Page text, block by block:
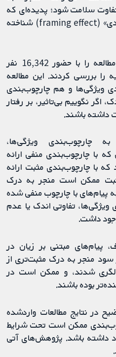
سلامت شود؛ پدیده‌ای که
تحت عنوان «تاثیر چارچوب‌بندی» (framing effect) شناخته
این مرور سیستماتیک، 35 مطالعه را با حضور 16,342 نفر
را بررسی کردند. این مطالعه
ویژگی‌ها و هم چارچوب‌بندی
نگوییم بی‌تاثیر، بر رفتار
باشند.
چارچوب‌بندی ویژگی‌ها،
با چارچوب‌بندی منفی ارائه
با چارچوب‌بندی مثبت ارائه
ممکن است منجر به درک
پیام‌های با چارچوب منفی شده
ویژگی‌ها، تفاوتی اندک یا عدم
داشت.
پیام‌های مبتنی بر زیان در
سود منجر به درک مثبت‌تری از
شدند، و ممکن است در
بوده باشند.
در نتایج مطالعات واردشده
ممکن است تحت شرایط
داشته باشد. پژوهش‌های آتی